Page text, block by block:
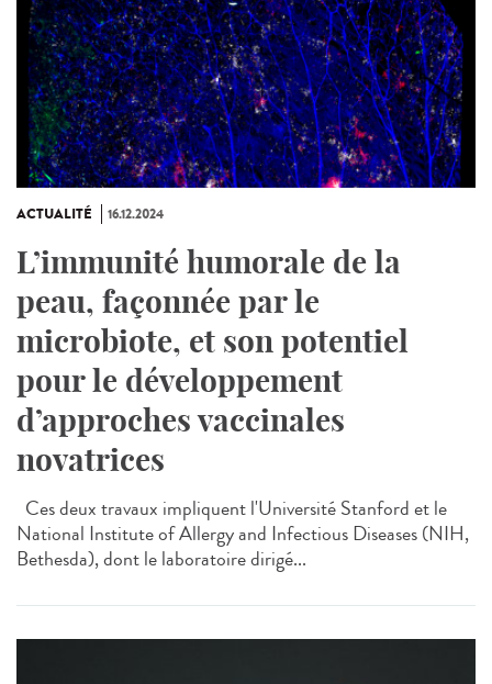
ACTUALITÉ 16.12.2024
L’immunité humorale de la
peau, façonnée par le
microbiote, et son potentiel
pour le développement
d’approches vaccinales
novatrices
Ces deux travaux impliquent l'Université Stanford et le
National Institute of Allergy and Infectious Diseases (NIH,
Bethesda), dont le laboratoire dirigé...